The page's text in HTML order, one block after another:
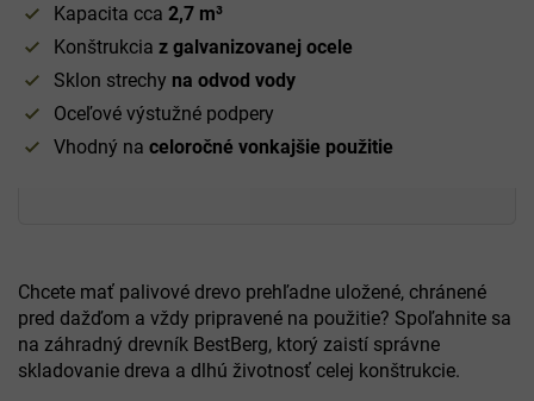
Kapacita cca 2,7 m³
Konštrukcia z galvanizovanej ocele
Sklon strechy na odvod vody
Oceľové výstužné podpery
Vhodný na celoročné vonkajšie použitie
Chcete mať palivové drevo prehľadne uložené, chránené
pred dažďom a vždy pripravené na použitie? Spoľahnite sa
na záhradný drevník BestBerg, ktorý zaistí správne
skladovanie dreva a dlhú životnosť celej konštrukcie.